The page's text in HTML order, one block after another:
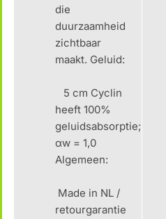
die
duurzaamheid
zichtbaar
maakt. Geluid:
5 cm Cyclin
heeft 100%
geluidsabsorptie;
αw = 1,0
Algemeen:
Made in NL /
retourgarantie